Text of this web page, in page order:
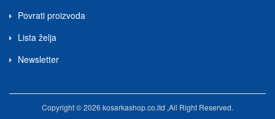
Povrati proizvoda
Lista želja
Newsletter
Copyright © 2026 kosarkashop.co.ltd ,All Right Reserved.